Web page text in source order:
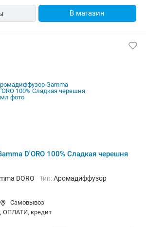
В магазин
D'ORO 100% Сладкая черешня
DORO Тип:Аромадиффузор
Самовывоз
ОПЛАТИ, кредит